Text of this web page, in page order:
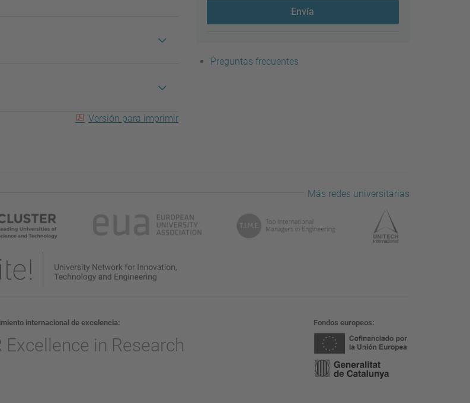
Versión para imprimir
Envía
Preguntas frecuentes
Más redes universitarias
internacional de excelencia Fondos europeos